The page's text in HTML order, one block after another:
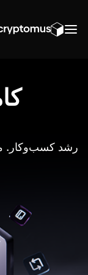
رشد کسب‌وکار.